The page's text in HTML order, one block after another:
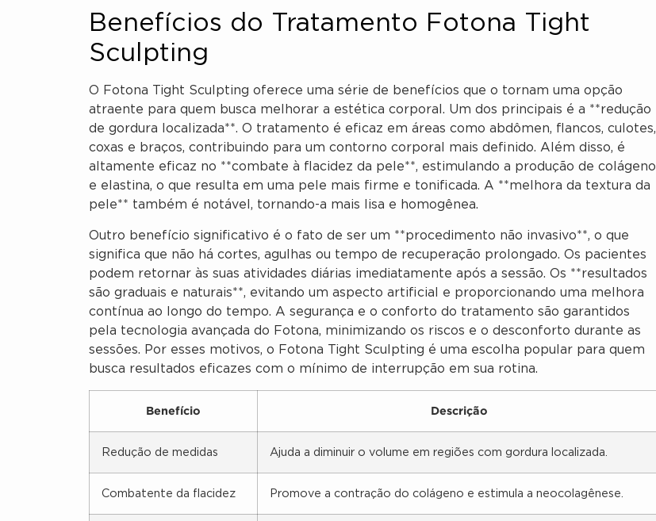
Benefícios do Tratamento Fotona Tight
Sculpting
O Fotona Tight Sculpting oferece uma série de benefícios que o tornam uma opção
atraente para quem busca melhorar a estética corporal. Um dos principais é a **redução
de gordura localizada**. O tratamento é eficaz em áreas como abdômen, flancos, culotes,
coxas e braços, contribuindo para um contorno corporal mais definido. Além disso, é
altamente eficaz no **combate à flacidez da pele**, estimulando a produção de colágeno
e elastina, o que resulta em uma pele mais firme e tonificada. A **melhora da textura da
pele** também é notável, tornando-a mais lisa e homogênea.
Outro benefício significativo é o fato de ser um **procedimento não invasivo**, o que
significa que não há cortes, agulhas ou tempo de recuperação prolongado. Os pacientes
podem retornar às suas atividades diárias imediatamente após a sessão. Os **resultados
são graduais e naturais**, evitando um aspecto artificial e proporcionando uma melhora
contínua ao longo do tempo. A segurança e o conforto do tratamento são garantidos
pela tecnologia avançada do Fotona, minimizando os riscos e o desconforto durante as
sessões. Por esses motivos, o Fotona Tight Sculpting é uma escolha popular para quem
busca resultados eficazes com o mínimo de interrupção em sua rotina.
Benefício Descrição
Redução de medidas Ajuda a diminuir o volume em regiões com gordura localizada.
Combatente da flacidez Promove a contração do colágeno e estimula a neocolagênese.